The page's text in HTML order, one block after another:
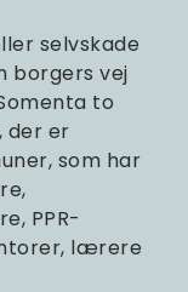
selvskade
borgers vej
to
der er
som har
PPR-
lærere